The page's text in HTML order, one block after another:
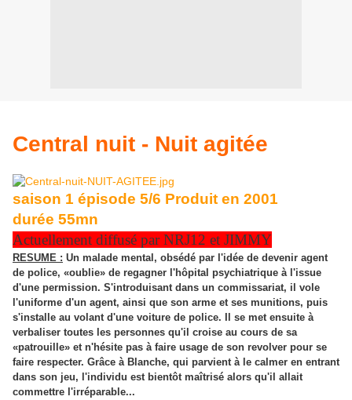
Central nuit - Nuit agitée
saison 1 épisode 5/6 Produit en 2001
durée 55mn
Actuellement diffusé par NRJ12 et JIMMY
RESUME : Un malade mental, obsédé par l'idée de devenir agent
de police, «oublie» de regagner l'hôpital psychiatrique à l'issue
d'une permission. S'introduisant dans un commissariat, il vole
l'uniforme d'un agent, ainsi que son arme et ses munitions, puis
s'installe au volant d'une voiture de police. Il se met ensuite à
verbaliser toutes les personnes qu'il croise au cours de sa
«patrouille» et n'hésite pas à faire usage de son revolver pour se
faire respecter. Grâce à Blanche, qui parvient à le calmer en entrant
dans son jeu, l'individu est bientôt maîtrisé alors qu'il allait
commettre l'irréparable...